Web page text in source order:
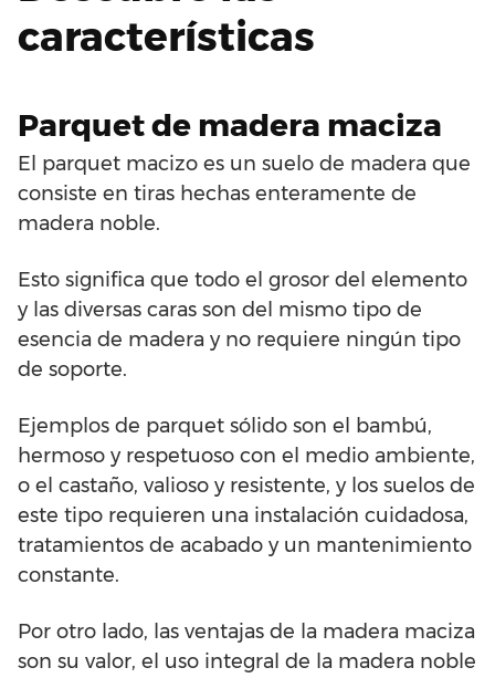
características
Parquet de madera maciza
El parquet macizo es un suelo de madera que
consiste en tiras hechas enteramente de
madera noble.
Esto significa que todo el grosor del elemento
y las diversas caras son del mismo tipo de
esencia de madera y no requiere ningún tipo
de soporte.
Ejemplos de parquet sólido son el bambú,
hermoso y respetuoso con el medio ambiente,
o el castaño, valioso y resistente, y los suelos de
este tipo requieren una instalación cuidadosa,
tratamientos de acabado y un mantenimiento
constante.
Por otro lado, las ventajas de la madera maciza
son su valor, el uso integral de la madera noble